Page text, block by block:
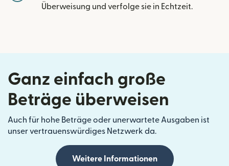
Überweisung und verfolge sie in Echtzeit.
Ganz einfach große
Beträge überweisen
Auch für hohe Beträge oder unerwartete Ausgaben ist
unser vertrauenswürdiges Netzwerk da.
Weitere Informationen